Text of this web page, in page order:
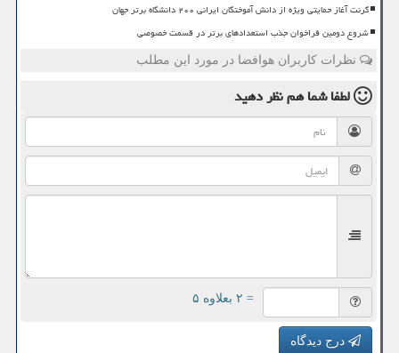
گرنت آغاز حمایتی ویژه از دانش آموختگان ایرانی ۲۰۰ دانشگاه برتر جهان
شروع دومین فراخوان جذب استعدادهای برتر در قسمت خصوصی
نظرات کاربران هوافضا در مورد این مطلب
لطفا شما همنظر دهید
= ۲ بعلاوه ۵
درج دیدگاه